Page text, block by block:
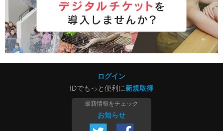
ログイン
IDでもっと便利に新規取得
最新情報をチェック
お知らせ